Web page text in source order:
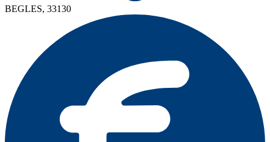
BEGLES, 33130